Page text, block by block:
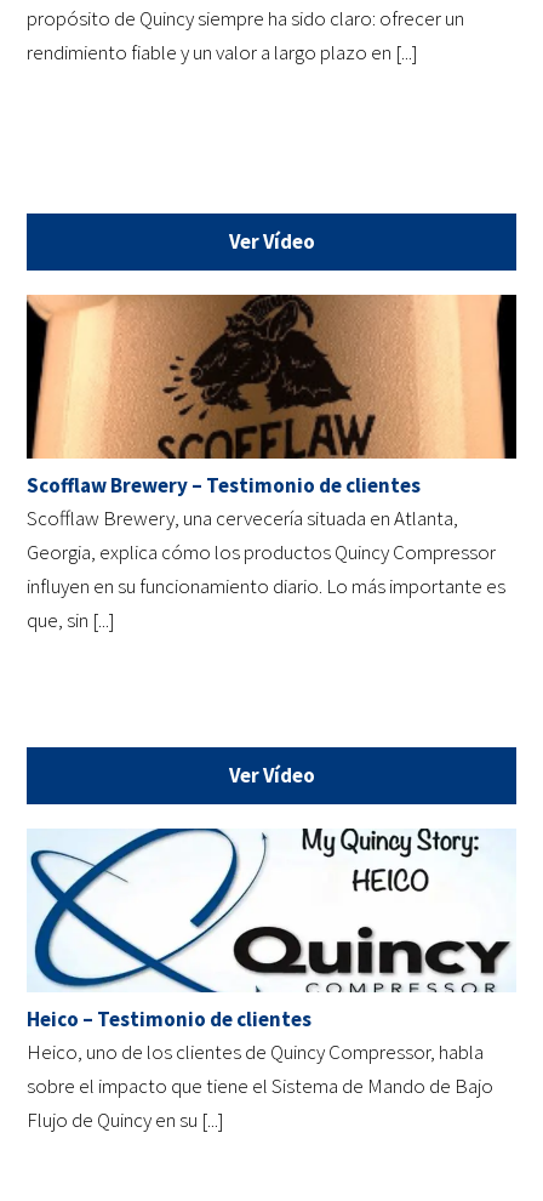
propósito de Quincy siempre ha sido claro: ofrecer un
rendimiento fiable y un valor a largo plazo en [...]
Ver Vídeo
Scofflaw Brewery – Testimonio de clientes
Scofflaw Brewery, una cervecería situada en Atlanta,
Georgia, explica cómo los productos Quincy Compressor
influyen en su funcionamiento diario. Lo más importante es
que, sin [...]
Ver Vídeo
Heico – Testimonio de clientes
Heico, uno de los clientes de Quincy Compressor, habla
sobre el impacto que tiene el Sistema de Mando de Bajo
Flujo de Quincy en su [...]